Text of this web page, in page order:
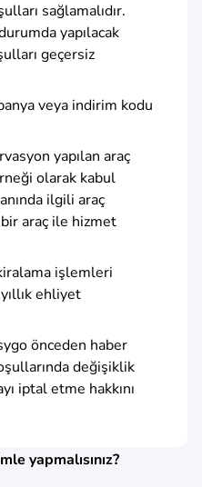
sağlamalıdır.
yapılacak
geçersiz
veya indirim kodu
yapılan araç
olarak kabul
ilgili araç
araç ile hizmet
işlemleri
ehliyet
önceden haber
değişiklik
iptal etme hakkını
yapmalısınız?